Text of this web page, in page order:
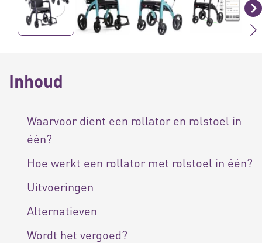
Inhoud
Waarvoor dient een rollator en rolstoel in
één?
Hoe werkt een rollator met rolstoel in één?
Uitvoeringen
Alternatieven
Wordt het vergoed?